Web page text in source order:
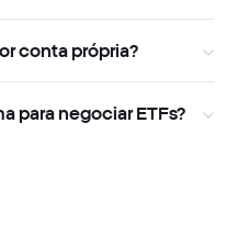
conta própria?
para negociar ETFs?